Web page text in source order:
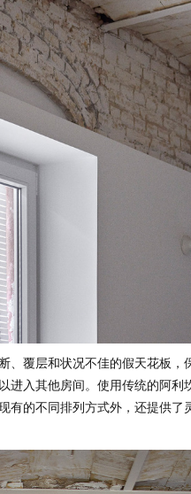
、覆层和状况不佳的假天花板，
进入其他房间。使用传统的阿利
有的不同排列方式外，还提供了